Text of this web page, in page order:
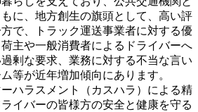
に、地方創生の旗頭として、高い評
で、トラック運送事業者に対する優
主や一般消費者によるドライバーへ
剰な要求、業務に対する不当な言い
等が近年増加傾向にあります。
ハラスメント（カスハラ）による精
イバーの皆様方の安全と健康を守る